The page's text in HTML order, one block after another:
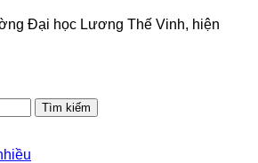
Đại học Lương Thế Vinh, hiện